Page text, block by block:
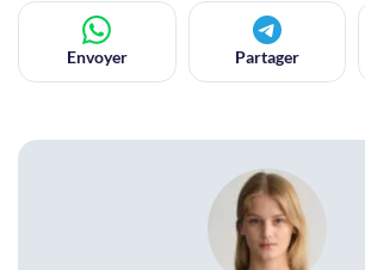
Envoyer Partager